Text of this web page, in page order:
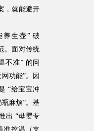
，就能避开
养生壶” 破
。面对传统
不准” 的问
功能”。因
“给宝宝冲
瓶麻烦”。基
出 “母婴专
准控温（支